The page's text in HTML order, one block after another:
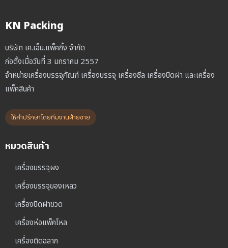
KN Packing
บริษัท เค.เอ็น.แพ็คกิ้ง จำกัด
ก่อตั้งเมื่อวันที่ 3 มกราคม 2557
จำหน่ายเครื่องบรรจุภัณฑ์ เครื่องบรรจุ เครื่องซีล เครื่องปิดฝา และเครื่อง
แพ็คสินค้า
ให้คำปรึกษาโดยทีมงานฝ่ายขาย
หมวดสินค้า
เครื่องบรรจุผง
เครื่องบรรจุของเหลว
เครื่องปิดฝาขวด
เครื่องห่อแพ็คโหล
เครื่องติดฉลาก